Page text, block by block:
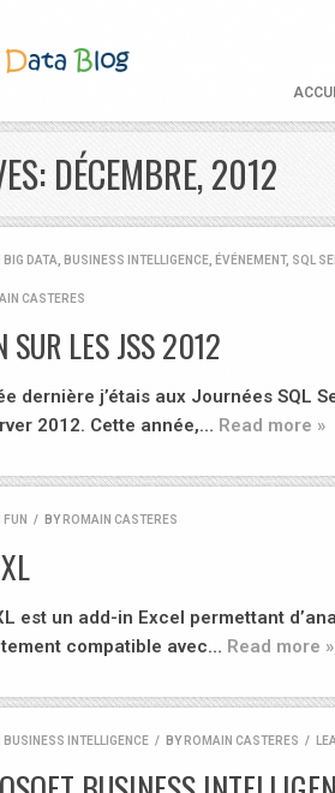
DÉCEMBRE, 2012
BIG DATA BUSINESS INTELLIGENCE ÉVÉNEMENT, SQL
CASTERES
SUR LES JSS 2012
dernière j’étais aux Journées SQL
2012. Cette année,… Read more »
FUN / BY ROMAIN CASTERES
est un add-in Excel permettant
compatible avec… Read more »
BUSINESS INTELLIGENCE / BY ROMAIN CASTERES /